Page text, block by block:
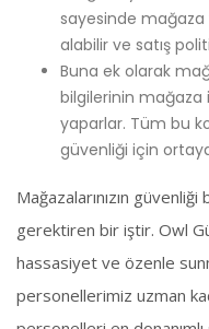
sayesinde
alabilir ve satış
Buna ek olarak
bilgilerinin
yaparlar. Tüm bu
güvenliği için
Mağazalarınızın
gerektiren bir iştir. Owl
hassasiyet ve özenle
personellerimiz uzman